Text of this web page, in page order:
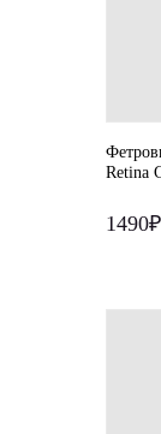
Retina
1490₽